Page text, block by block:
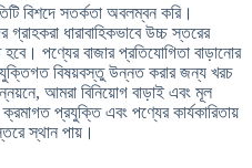
বিশদে সতর্কতা অবলম্বন করি।
ধারাবাহিকভাবে উচ্চ স্তরের
পণ্যের বাজার প্রতিযোগিতা বাড়ানোর
বিষয়বস্তু উন্নত করার জন্য খরচ
আমরা বিনিয়োগ বাড়াই এবং মূল
প্রযুক্তি এবং পণ্যের কার্যকারিতায়
স্থান পায়।